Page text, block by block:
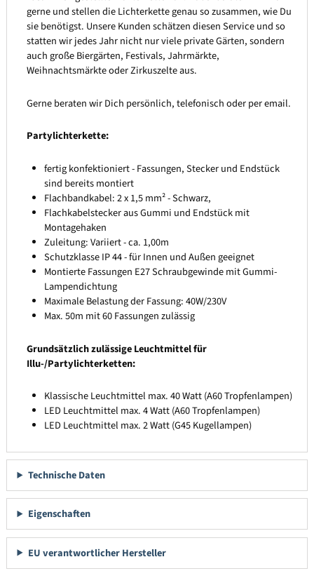
gerne und stellen die Lichterkette genau so zusammen, wie Du
sie benötigst. Unsere Kunden schätzen diesen Service und so
statten wir jedes Jahr nicht nur viele private Gärten, sondern
auch große Biergärten, Festivals, Jahrmärkte,
Weihnachtsmärkte oder Zirkuszelte aus.
Gerne beraten wir Dich persönlich, telefonisch oder per email.
Partylichterkette:
fertig konfektioniert - Fassungen, Stecker und Endstück
sind bereits montiert
Flachbandkabel: 2 x 1,5 mm² - Schwarz,
Flachkabelstecker aus Gummi und Endstück mit
Montagehaken
Zuleitung: Variiert - ca. 1,00m
Schutzklasse IP 44 - für Innen und Außen geeignet
Montierte Fassungen E27 Schraubgewinde mit Gummi-
Lampendichtung
Maximale Belastung der Fassung: 40W/230V
Max. 50m mit 60 Fassungen zulässig
Grundsätzlich zulässige Leuchtmittel für
Illu-/Partylichterketten:
Klassische Leuchtmittel max. 40 Watt (A60 Tropfenlampen)
LED Leuchtmittel max. 4 Watt (A60 Tropfenlampen)
LED Leuchtmittel max. 2 Watt (G45 Kugellampen)
Technische Daten
Eigenschaften
EU verantwortlicher Hersteller